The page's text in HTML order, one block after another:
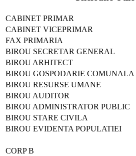
CABINET PRIMAR
CABINET VICEPRIMAR
FAX PRIMARIA
BIROU SECRETAR GENERAL
BIROU ARHITECT
BIROU GOSPODARIE COMUNALA
BIROU RESURSE UMANE
BIROU AUDITOR
BIROU ADMINISTRATOR PUBLIC
BIROU STARE CIVILA
BIROU EVIDENTA POPULATIEI
CORP B